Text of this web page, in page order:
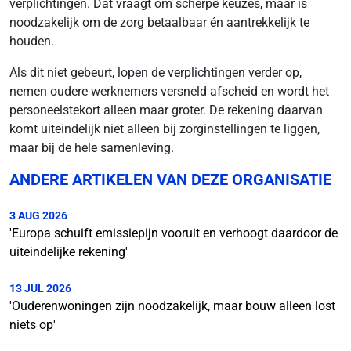
verplichtingen. Dat vraagt om scherpe keuzes, maar is
noodzakelijk om de zorg betaalbaar én aantrekkelijk te
houden.
Als dit niet gebeurt, lopen de verplichtingen verder op,
nemen oudere werknemers versneld afscheid en wordt het
personeelstekort alleen maar groter. De rekening daarvan
komt uiteindelijk niet alleen bij zorginstellingen te liggen,
maar bij de hele samenleving.
ANDERE ARTIKELEN VAN DEZE ORGANISATIE
3 AUG 2026
'Europa schuift emissiepijn vooruit en verhoogt daardoor de
uiteindelijke rekening'
13 JUL 2026
'Ouderenwoningen zijn noodzakelijk, maar bouw alleen lost
niets op'